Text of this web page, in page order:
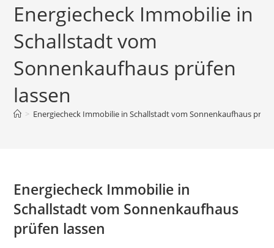
Energiecheck Immobilie in
Schallstadt vom
Sonnenkaufhaus prüfen
lassen
> Energiecheck Immobilie in Schallstadt vom Sonnenkaufhaus
Energiecheck Immobilie in
Schallstadt vom Sonnenkaufhaus
prüfen lassen